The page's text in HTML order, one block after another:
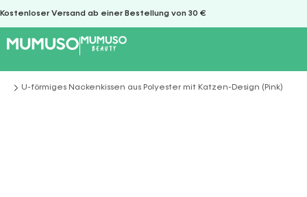
Kostenloser Versand ab einer Bestellung von 30 €
Sie befinden sich hier:
U-förmiges Nackenkissen aus Polyester mit Katzen-Design (Pink)